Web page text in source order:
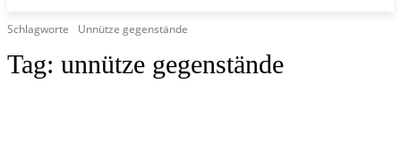
Schlagworte Unnütze gegenstände
Tag: unnütze gegenstände